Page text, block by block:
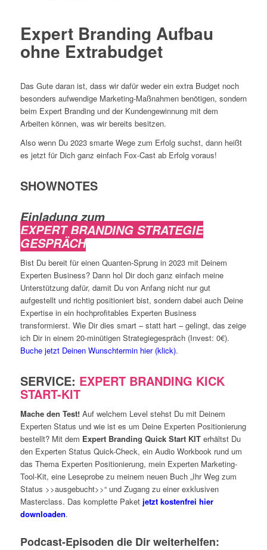
Expert Branding Aufbau
ohne Extrabudget
Das Gute daran ist, dass wir dafür weder ein extra Budget noch
besonders aufwendige Marketing-Maßnahmen benötigen, sondern
beim Expert Branding und der Kundengewinnung mit dem
Arbeiten können, was wir bereits besitzen.
Also wenn Du 2023 smarte Wege zum Erfolg suchst, dann heißt
es jetzt für Dich ganz einfach Fox-Cast ab Erfolg voraus!
SHOWNOTES
Einladung zum
EXPERT BRANDING STRATEGIE
GESPRÄCH
Bist Du bereit für einen Quanten-Sprung in 2023 mit Deinem
Experten Business? Dann hol Dir doch ganz einfach meine
Unterstützung dafür, damit Du von Anfang nicht nur gut
aufgestellt und richtig positioniert bist, sondern dabei auch Deine
Expertise in ein hochprofitables Experten Business
transformierst. Wie Dir dies smart – statt hart – gelingt, das zeige
ich Dir in einem 20-minütigen Strategiegespräch (Invest: 0€).
Buche jetzt Deinen Wunschtermin hier (klick).
SERVICE: EXPERT BRANDING KICK
START-KIT
Mache den Test!Auf welchem Level stehst Du mit Deinem
Experten Status und wie ist es um Deine Experten Positionierung
bestellt? Mit dem Expert Branding Quick Start KITerhältst Du
den Experten Status Quick-Check, ein Audio Workbook rund um
das Thema Experten Positionierung, mein Experten Marketing-
Tool-Kit, eine Leseprobe zu meinem neuen Buch „Ihr Weg zum
Status >>ausgebucht>>“ und Zugang zu einer exklusiven
Masterclass. Das komplette Paket jetzt kostenfrei hier
downloaden.
Podcast-Episoden die Dir weiterhelfen: